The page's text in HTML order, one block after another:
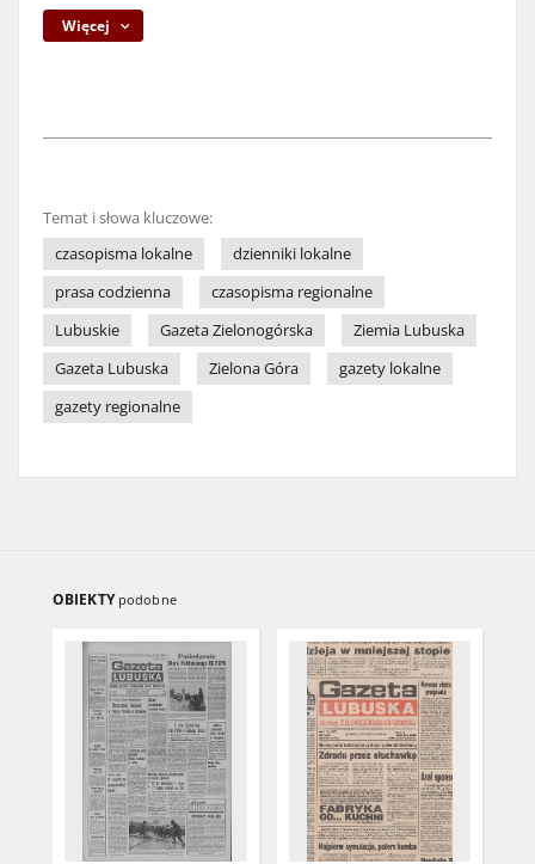
Więcej
Temat i słowa kluczowe:
czasopisma lokalne
dzienniki lokalne
prasa codzienna
czasopisma regionalne
Lubuskie
Gazeta Zielonogórska
Ziemia Lubuska
Gazeta Lubuska
Zielona Góra
gazety lokalne
gazety regionalne
OBIEKTY podobne